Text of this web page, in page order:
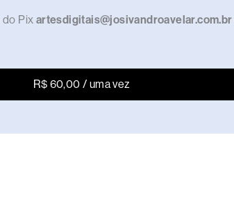
Pix artesdigitais@josivandroavelar.com.br
R$ 60,00 / uma vez